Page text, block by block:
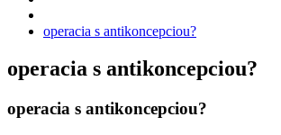
operacia s antikoncepciou?
operacia s antikoncepciou?
operacia s antikoncepciou?